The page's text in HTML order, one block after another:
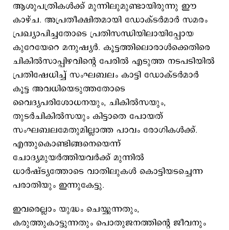
ആശുപത്രികള്‍ക്ക് മുന്നിലുമുണ്ടായിരുന്നു ഈ
കാഴ്ച. അപ്രതീക്ഷിതമായി ഡോക്ടര്‍മാര്‍ സമരം
പ്രഖ്യാപിച്ചതോടെ പ്രതിസന്ധിയിലായിപ്പോയ
കുറേയേറെ മനുഷ്യര്‍. കൂട്ടത്തിലൊരാള്‍ക്കെതിരെ
ചികില്‍സാപ്പിഴവിന്‍റെ പേരില്‍ എടുത്ത നടപടിയില്‍
പ്രതിഷേധിച്ച് സംഘബലം കാട്ടി ഡോക്ടര്‍മാര്‍
കൂട്ട അവധിയെടുത്തതോടെ
വൈദ്യപരിശോധനയും, ചികില്‍സയും,
തുടര്‍ചികില്‍സയും കിട്ടാതെ പോയത്
സംഘബലമേതുമില്ലാത്ത പാവം രോഗികള്‍ക്ക്.
എന്തുകൊണ്ടിങ്ങനെയെന്ന്
ചോദ്യമുയര്‍ത്തിയവര്‍ക്ക് മുന്നില്‍
ധാര്‍ഷ്ട്യത്തോടെ വാതിലുകള്‍ കൊട്ടിയടച്ചെന്ന
പരാതിയും ഇന്നുകേട്ടു.
ഇവരെല്ലാം യുദ്ധം ചെയ്യുന്നതും,
കരുത്തുകാട്ടുന്നതും പൊതുജനത്തിന്‍റെ ജീവനും